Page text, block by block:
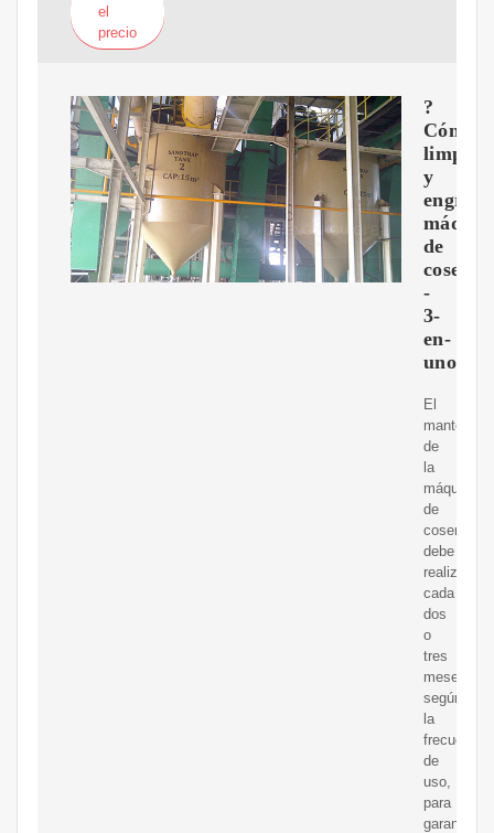
el
precio
?
Cómo
limpiar
y
de
coser?
-
3-
en-
uno
El
de
la
máquina
de
coser
debe
realizarse
cada
dos
o
tres
meses,
según
la
frecuencia
de
uso,
para
garantizar